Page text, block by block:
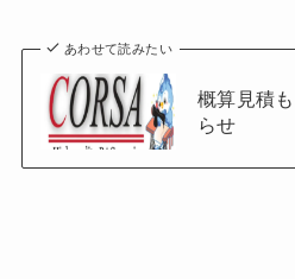
あわせて読みたい
概算見積
らせ